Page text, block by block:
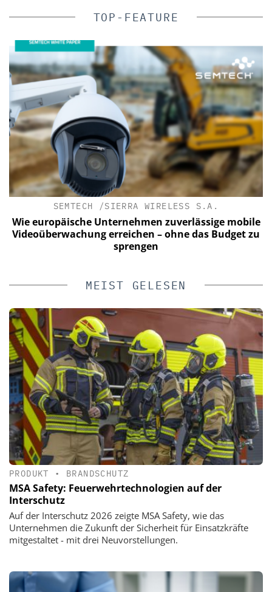
TOP-FEATURE
SEMTECH /SIERRA WIRELESS S.A.
Wie europäische Unternehmen zuverlässige mobile
Videoüberwachung erreichen – ohne das Budget zu
sprengen
MEIST GELESEN
PRODUKT • BRANDSCHUTZ
MSA Safety: Feuerwehrtechnologien auf der
Interschutz
Auf der Interschutz 2026 zeigte MSA Safety, wie das
Unternehmen die Zukunft der Sicherheit für Einsatzkräfte
mitgestaltet - mit drei Neuvorstellungen.